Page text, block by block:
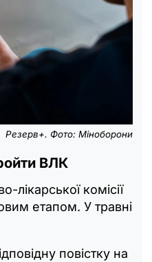
Резерв+. Фото: Міноборони
ВЛК
лікарської комісії
етапом. У травні
повістку на